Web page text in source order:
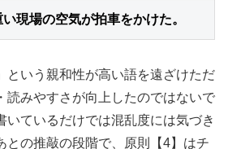
現場の空気が拍車をかけた。
という親和性が高い語を遠ざけただ
読みやすさが向上したのではないで
いているだけでは混乱度には気づき
との推敲の段階で、原則【4】はチ